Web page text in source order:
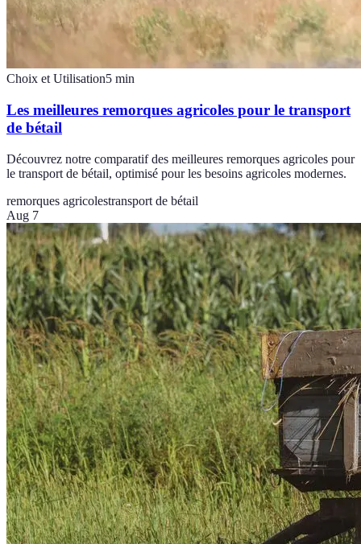
Choix et Utilisation5 min
Les meilleures remorques agricoles pour le transport
de bétail
Découvrez notre comparatif des meilleures remorques agricoles pour
le transport de bétail, optimisé pour les besoins agricoles modernes.
remorques agricolestransport de bétail
Aug 7